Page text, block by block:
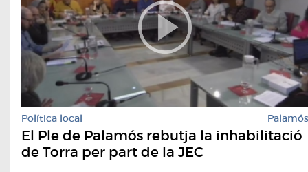
Política local Palamós
El Ple de Palamós rebutja la inhabilitació
de Torra per part de la JEC